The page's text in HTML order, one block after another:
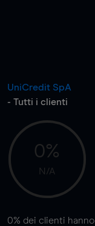
UniCredit SpA
- Tutti i clienti
0%
N/A
0% dei clienti hanno